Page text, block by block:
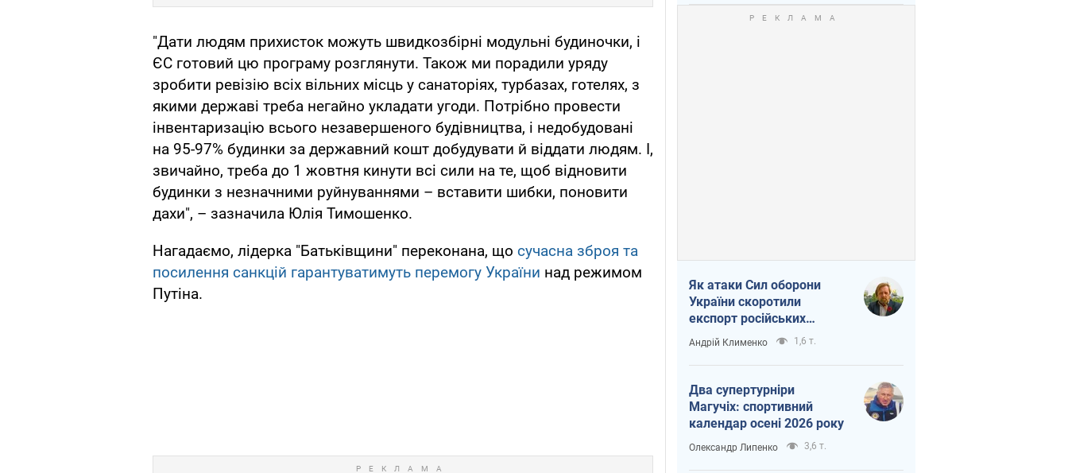
"Дати людям прихисток можуть швидкозбірні модульні будиночки, і
ЄС готовий цю програму розглянути. Також ми порадили уряду
зробити ревізію всіх вільних місць у санаторіях, турбазах, готелях, з
якими державі треба негайно укладати угоди. Потрібно провести
інвентаризацію всього незавершеного будівництва, і недобудовані
на 95-97% будинки за державний кошт добудувати й віддати людям. І,
звичайно, треба до 1 жовтня кинути всі сили на те, щоб відновити
будинки з незначними руйнуваннями – вставити шибки, поновити
дахи", – зазначила Юлія Тимошенко.
Нагадаємо, лідерка "Батьківщини" переконана, що сучасна зброя та
посилення санкцій гарантуватимуть перемогу України над режимом
Путіна.
Як атаки Сил оборони
України скоротили
експорт російських
нафтопродуктів
Андрій Клименко 1,6 т.
Два супертурніри
Магучіх: спортивний
календар осені 2026 року
Олександр Липенко 3,6 т.